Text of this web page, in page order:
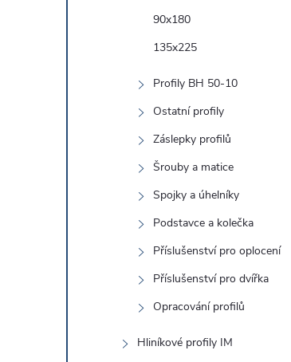
90x180
135x225
Profily BH 50-10
Ostatní profily
Záslepky profilů
Šrouby a matice
Spojky a úhelníky
Podstavce a kolečka
Příslušenství pro oplocení
Příslušenství pro dvířka
Opracování profilů
Hliníkové profily IM